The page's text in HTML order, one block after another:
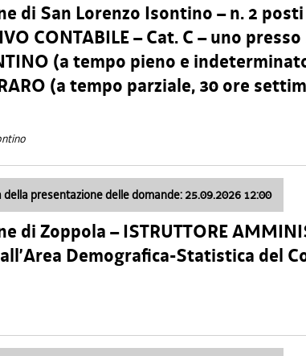
di San Lorenzo Isontino – n. 2 posti
CONTABILE – Cat. C – uno
(a tempo pieno e
(a tempo parziale, 30 ore
della presentazione delle domande: 25.09.2026 12:00
di Zoppola – ISTRUTTORE
Demografica-Statistica del